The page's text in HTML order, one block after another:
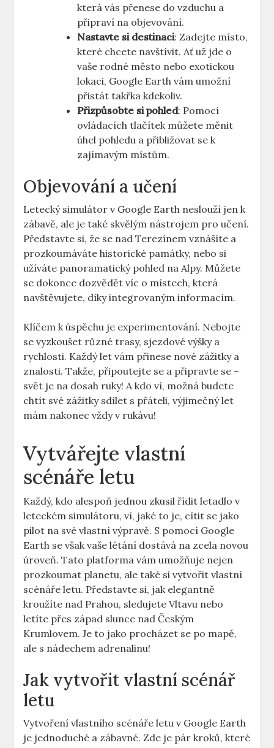
která⁤ vás přenese do‌ vzduchu a
připraví⁤ na objevování.
Nastavte si destinaci: Zadejte místo,​
které chcete ​navštívit. Ať už jde o
vaše⁢ rodné město nebo exotickou
lokaci, Google Earth vám umožní
přistát takřka kdekoliv.
Přizpůsobte si pohled: Pomocí⁤
ovládacích tlačítek můžete ​měnit ​
úhel pohledu ⁤a ⁢přibližovat se k
zajímavým​ místům.
Objevování a učení
Letecký⁢ simulátor v Google Earth neslouží jen⁣ k⁣
zábavě, ale ​je také skvělým nástrojem pro učení.
Představte si, že se nad⁤ Terezínem vznášíte a
prozkoumáváte historické památky, nebo si
⁢užíváte panoramatický pohled na ‌Alpy.‍ Můžete
se dokonce dozvědět ‌víc o místech, ⁣která
navštěvujete, ⁣díky‍ integrovaným informacím.
Klíčem k‍ úspěchu⁢ je‌ experimentování. ‌Nebojte
‌se vyzkoušet různé trasy, ⁤sjezdové výšky a
rychlosti.⁤ Každý let vám přinese nové⁣ zážitky a
znalosti. Takže, připoutejte se⁤ a připravte se ​–
svět‍ je na dosah ruky! A kdo ví, ​možná budete
⁤chtít ⁤své zážitky ​sdílet s ‌přáteli, výjimečný ⁤let
mám ‌nakonec vždy v rukávu!
Vytvářejte vlastní
scénáře ‌letu
Každý, ⁣kdo⁢ alespoň ‍jednou zkusil řídit letadlo v
leteckém⁤ simulátoru, ví, jaké to je, cítit se⁤ jako
pilot ‍na své vlastní výpravě. S pomocí Google
Earth se však vaše⁣ létání dostává na zcela ⁣novou
⁣úroveň. Tato platforma vám umožňuje nejen
prozkoumat planetu, ale také​ si vytvořit vlastní
scénáře ​letu. Představte si, jak elegantně
‌kroužíte nad⁣ Prahou, sledujete Vltavu nebo
letíte přes ⁣západ slunce nad‍ Českým
Krumlovem. Je to⁣ jako procházet se po mapě,
ale⁢ s nádechem adrenalinu!
Jak vytvořit vlastní‍ scénář
‍letu
Vytvoření vlastního scénáře​ letu⁢ v Google Earth
je jednoduché a zábavné.⁤ Zde ⁣je pár kroků, které